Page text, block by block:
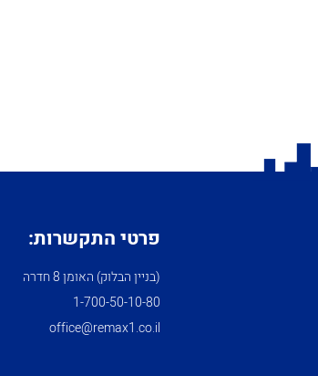
פרטי התקשרות:
(בניין הבלוק) האומן 8 חדרה
1­-700­-50-­10-­80
office@remax1.co.il